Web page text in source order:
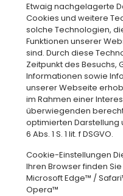
Etwaig nachgelagerte
Cookies und weitere
solche Technologien,
Funktionen unserer
sind. Durch diese
Zeitpunkt des Besuchs,
Informationen sowie
unserer Webseite
im Rahmen einer
überwiegenden
optimierten Darstellung
6 Abs. 1 S. 1 lit. f DSGVO.
Cookie-Einstellungen
Ihren Browser finden
Microsoft Edge™ /
Opera™